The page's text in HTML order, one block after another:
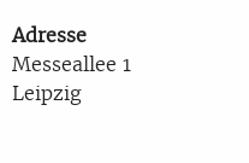
Adresse
Messeallee 1
Leipzig